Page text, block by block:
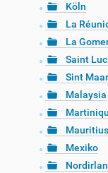
Köln
La
La
Saint
Sint
Malaysia
Mauritius
Mexiko